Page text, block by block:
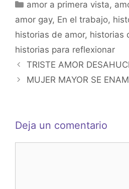
s
A
p
p
e
b
o
o
k
s
e
n
g
er
e
Categorías
amor a primera vista,
amor gay, En el trabajo,
historias de amor, historias
historias para reflexionar
TRISTE AMOR
MUJER MAYOR SE
Deja un comentario